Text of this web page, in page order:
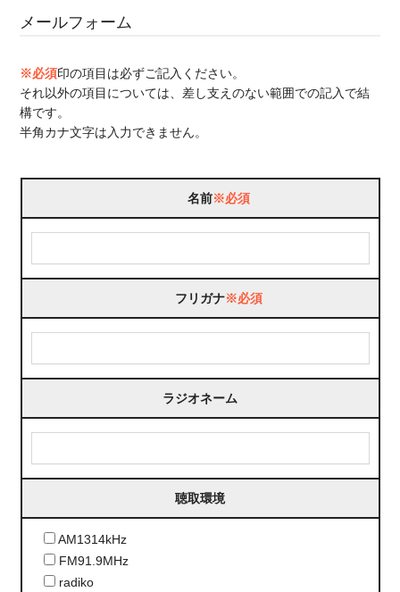
メールフォーム
※必須印の項目は必ずご記入ください。
それ以外の項目については、差し支えのない範囲での記入で結
構です。
半角カナ文字は入力できません。
名前※必須
フリガナ※必須
ラジオネーム
聴取環境
AM1314kHz
FM91.9MHz
radiko